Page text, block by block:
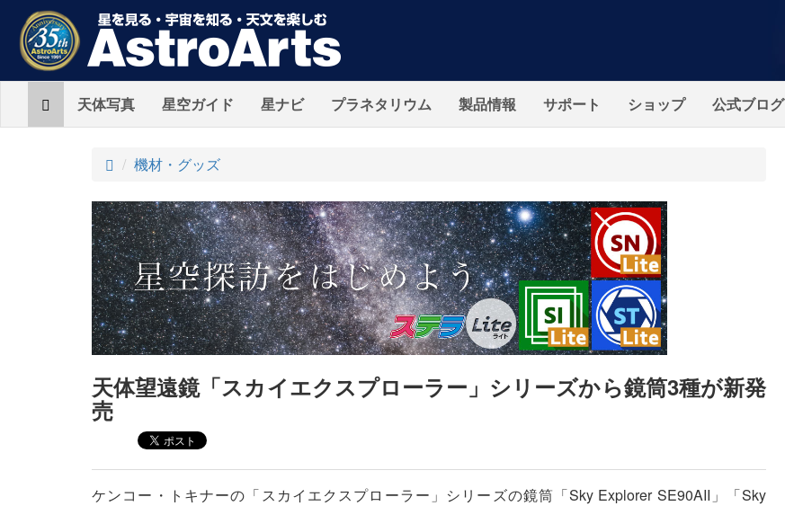
Home天体写真 星空ガイド 星ナビ プラネタリウム 製品情報 サポート ショップ 公式ブログ
ト
プ
機材・グッズ
天体望遠鏡「スカイエクスプローラー」シリーズから鏡筒3種が新発
売
ケンコー・トキナーの「スカイエクスプローラー」シリーズの鏡筒「Sky Explorer SE90AII」「Sky